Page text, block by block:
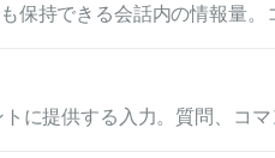
保持できる会話内の情報量
に提供する入力。質問、コ